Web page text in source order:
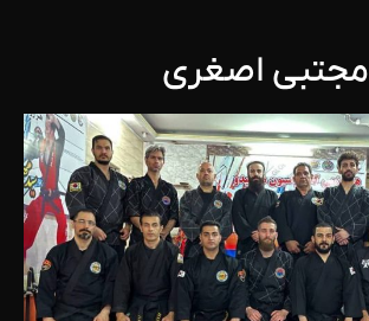
مجتبی اصغری